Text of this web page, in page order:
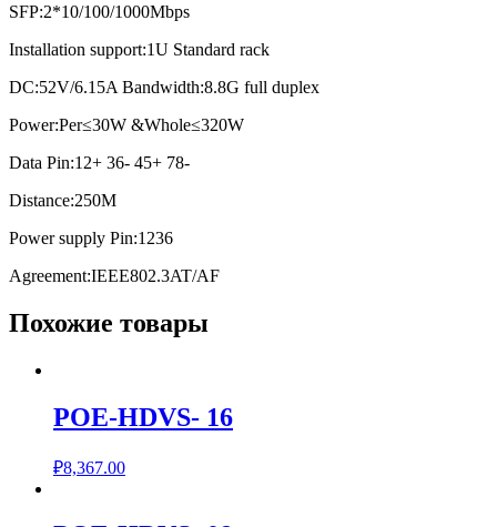
SFP:2*10/100/1000Mbps
Installation support:1U Standard rack
DC:52V/6.15A Bandwidth:8.8G full duplex
Power:Per≤30W &Whole≤320W
Data Pin:12+ 36- 45+ 78-
Distance:250M
Power supply Pin:1236
Agreement:IEEE802.3AT/AF
Похожие товары
POE-HDVS- 16
₽8,367.00